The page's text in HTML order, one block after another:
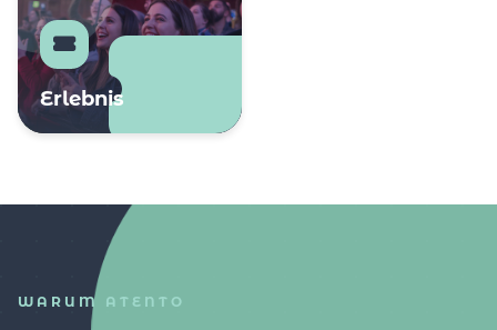
Erlebnis
WARUM ATENTO